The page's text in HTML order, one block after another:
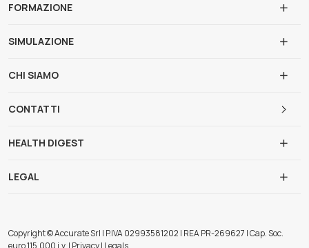
FORMAZIONE
SIMULAZIONE
CHI SIAMO
CONTATTI
HEALTH DIGEST
LEGAL
Copyright © Accurate Srl | P.IVA 02993581202 | REA PR-269627 | Cap. Soc.
euro 115.000 i.v. | Privacy | Legals